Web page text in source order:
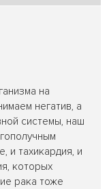
на
негатив, а
системы, наш
и тахикардия, и
которых
рака тоже